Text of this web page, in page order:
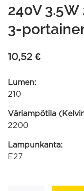
240V
3-
10,52 €
Lumen:
210
Väriampötila
2200
Lampunkanta:
E27